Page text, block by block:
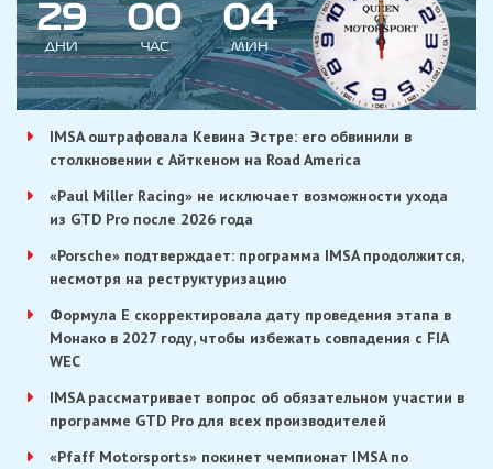
29
ДНИ
00
ЧАС
04
МИН
IMSA оштрафовала Кевина Эстре: его обвинили в
столкновении с Айткеном на Road America
«Paul Miller Racing» не исключает возможности ухода
из GTD Pro после 2026 года
«Porsche» подтверждает: программа IMSA продолжится,
несмотря на реструктуризацию
Формула E скорректировала дату проведения этапа в
Монако в 2027 году, чтобы избежать совпадения с FIA
WEC
IMSA рассматривает вопрос об обязательном участии в
программе GTD Pro для всех производителей
«Pfaff Motorsports» покинет чемпионат IMSA по